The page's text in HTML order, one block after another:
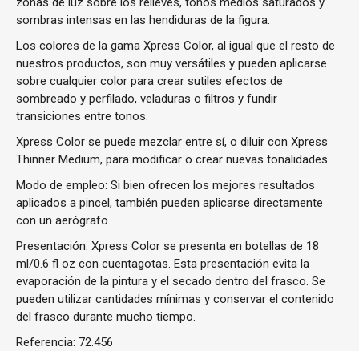
sombras intensas en las hendiduras de la figura.
Los colores de la gama Xpress Color, al igual que el resto de
nuestros productos, son muy versátiles y pueden aplicarse
sobre cualquier color para crear sutiles efectos de
sombreado y perfilado, veladuras o filtros y fundir
transiciones entre tonos.
Xpress Color se puede mezclar entre sí, o diluir con Xpress
Thinner Medium, para modificar o crear nuevas tonalidades.
Modo de empleo: Si bien ofrecen los mejores resultados
aplicados a pincel, también pueden aplicarse directamente
con un aerógrafo.
Presentación: Xpress Color se presenta en botellas de 18
ml/0.6 fl oz con cuentagotas. Esta presentación evita la
evaporación de la pintura y el secado dentro del frasco. Se
pueden utilizar cantidades mínimas y conservar el contenido
del frasco durante mucho tiempo.
Referencia: 72.456